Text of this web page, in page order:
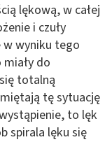
lękową, w całej
i czuły
w wyniku tego
do
totalną
tę sytuację
to lęk
spirala lęku się